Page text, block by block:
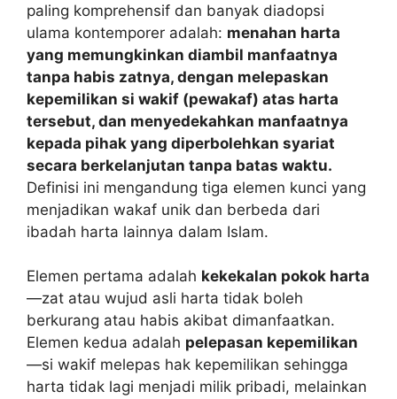
paling komprehensif dan banyak diadopsi
ulama kontemporer adalah: menahan harta
yang memungkinkan diambil manfaatnya
tanpa habis zatnya, dengan melepaskan
kepemilikan si wakif (pewakaf) atas harta
tersebut, dan menyedekahkan manfaatnya
kepada pihak yang diperbolehkan syariat
secara berkelanjutan tanpa batas waktu.
Definisi ini mengandung tiga elemen kunci yang
menjadikan wakaf unik dan berbeda dari
ibadah harta lainnya dalam Islam.
Elemen pertama adalah kekekalan pokok harta
—zat atau wujud asli harta tidak boleh
berkurang atau habis akibat dimanfaatkan.
Elemen kedua adalah pelepasan kepemilikan
—si wakif melepas hak kepemilikan sehingga
harta tidak lagi menjadi milik pribadi, melainkan